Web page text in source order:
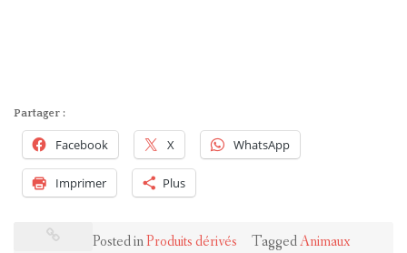
Partager :
Facebook X WhatsApp
Imprimer Plus
Posted inProduits dérivés TaggedAnimaux